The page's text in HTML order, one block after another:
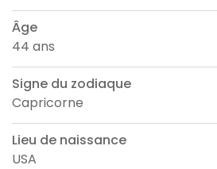
Âge
44 ans
Signe du zodiaque
Capricorne
Lieu de naissance
USA